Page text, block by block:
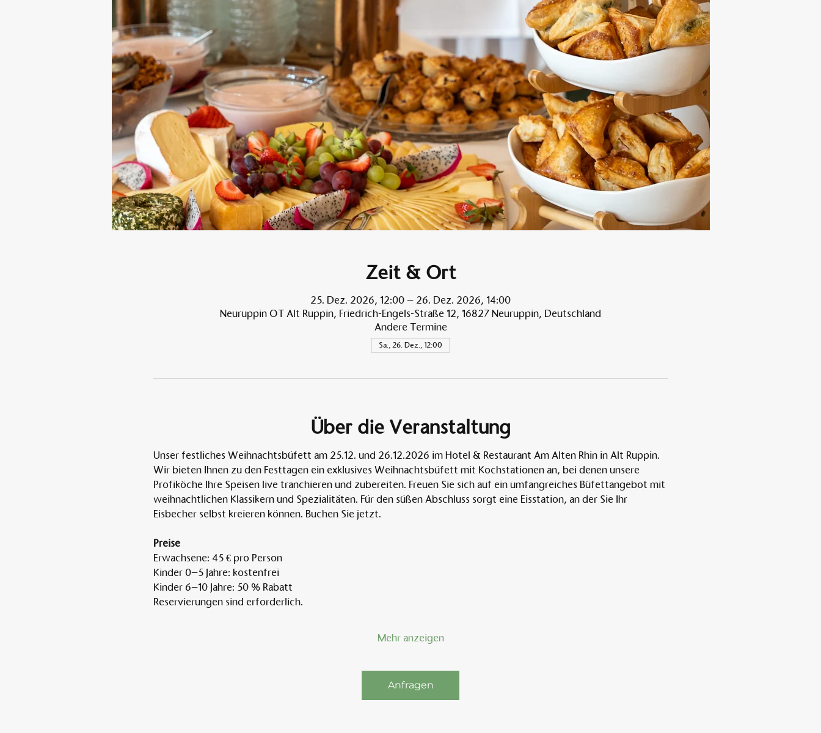
Zeit & Ort
25. Dez. 2026, 12:00 – 26. Dez. 2026, 14:00
Neuruppin OT Alt Ruppin, Friedrich-Engels-Straße 12, 16827 Neuruppin, Deutschland
Andere Termine
Sa., 26. Dez., 12:00
Über die Veranstaltung
Unser festliches Weihnachtsbüfett am 25.12. und 26.12.2026 im Hotel & Restaurant Am Alten Rhin in Alt Ruppin.
Wir bieten Ihnen zu den Festtagen ein exklusives Weihnachtsbüfett mit Kochstationen an, bei denen unsere
Profiköche Ihre Speisen live tranchieren und zubereiten. Freuen Sie sich auf ein umfangreiches Büfettangebot mit
weihnachtlichen Klassikern und Spezialitäten. Für den süßen Abschluss sorgt eine Eisstation, an der Sie Ihr
Eisbecher selbst kreieren können. Buchen Sie jetzt.
Preise
Erwachsene: 45 € pro Person
Kinder 0–5 Jahre: kostenfrei
Kinder 6–10 Jahre: 50 % Rabatt
Reservierungen sind erforderlich.
Mehr anzeigen
Anfragen